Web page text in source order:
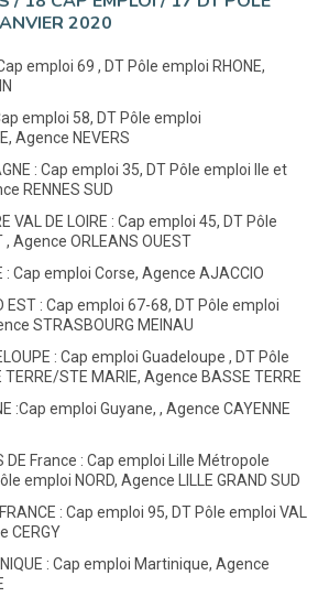
2020
emploi 69 , DT Pôle emploi RHONE,
emploi 58, DT Pôle emploi
Agence NEVERS
: Cap emploi 35, DT Pôle emploi Ile et
RENNES SUD
VAL DE LOIRE : Cap emploi 45, DT Pôle
, Agence ORLEANS OUEST
: Cap emploi Corse, Agence AJACCIO
EST : Cap emploi 67-68, DT Pôle emploi
STRASBOURG MEINAU
: Cap emploi Guadeloupe , DT Pôle
STE MARIE, Agence BASSE TERRE
:Cap emploi Guyane, , Agence CAYENNE
DE France : Cap emploi Lille Métropole
emploi NORD, Agence LILLE GRAND SUD
: Cap emploi 95, DT Pôle emploi VAL
CERGY
: Cap emploi Martinique, Agence